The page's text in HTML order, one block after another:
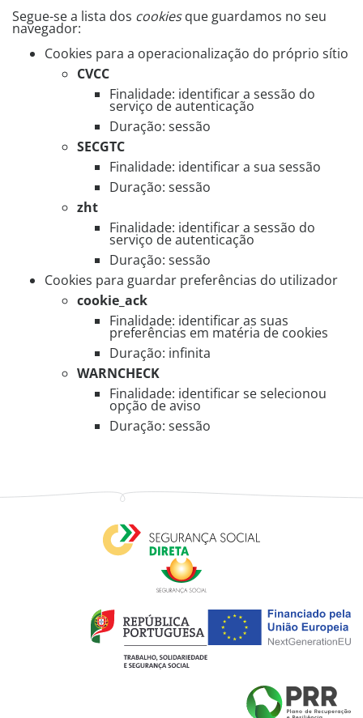
Segue-se a lista dos cookiesque guardamos no seu
navegador:
Cookies para a operacionalização do próprio sítio
CVCC
Finalidade: identificar a sessão do
serviço de autenticação
Duração: sessão
SECGTC
Finalidade: identificar a sua sessão
Duração: sessão
zht
Finalidade: identificar a sessão do
serviço de autenticação
Duração: sessão
Cookies para guardar preferências do utilizador
cookie_ack
Finalidade: identificar as suas
preferências em matéria de cookies
Duração: infinita
WARNCHECK
Finalidade: identificar se selecionou
opção de aviso
Duração: sessão